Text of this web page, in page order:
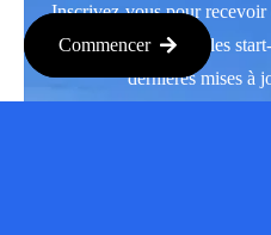
Inscrivez-vous pour recevoir
des informations sur les
dernières mises à
Commencer